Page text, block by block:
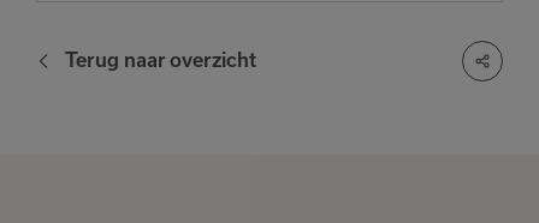
Terug naar overzicht